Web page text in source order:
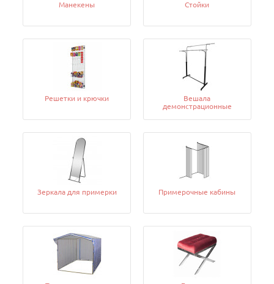
Манекены Стойки
Решетки и крючки
Вешала
демонстрационные
Зеркала для примерки Примерочные кабины